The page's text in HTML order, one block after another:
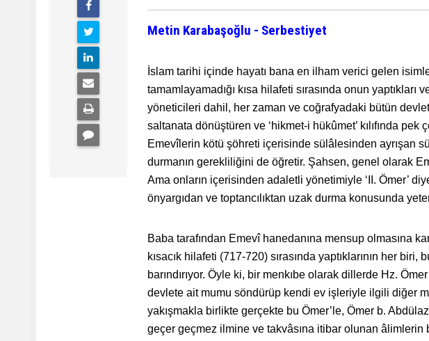
Metin Karabaşoğlu - Serbestiyet
İslam tarihi içinde hayatı bana en ilham verici gelen
tamamlayamadığı kısa hilafeti sırasında onun yaptıkları
yöneticileri dahil, her zaman ve coğrafyadaki bütün
saltanata dönüştüren ve ‘hikmet-i hükûmet’ kılıfında
Emevîlerin kötü şöhreti içerisinde sülâlesinden ayrışan
durmanın gerekliliğini de öğretir. Şahsen, genel olarak
Ama onların içerisinden adaletli yönetimiyle ‘II. Ömer’
önyargıdan ve toptancılıktan uzak durma konusunda
Baba tarafından Emevî hanedanına mensup olmasına
kısacık hilafeti (717-720) sırasında yaptıklarının her
barındırıyor. Öyle ki, bir menkıbe olarak dillerde Hz.
devlete ait mumu söndürüp kendi ev işleriyle ilgili diğer
yakışmakla birlikte gerçekte bu Ömer’le, Ömer b.
geçer geçmez ilmine ve takvâsına itibar olunan